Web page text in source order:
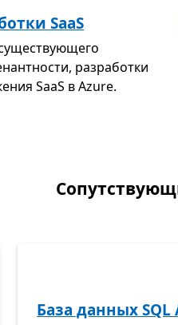
SaaS
разработки
SaaS в Azure.
База данных SQL